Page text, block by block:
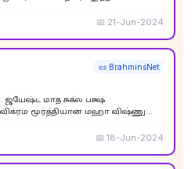
📅 21-Jun-2024
📜 BrahminsNet
மூர்த்தியான மஹா விஷ்ணு
📅18-Jun-2024